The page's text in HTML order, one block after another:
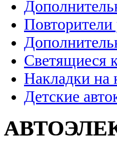
Повторители
Светящиеся
Накладки на
Детские